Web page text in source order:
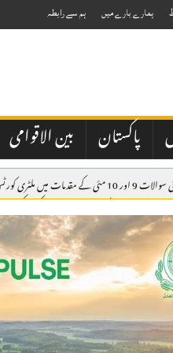
ہمارے بارے میں ہم سے رابطہ
پاکستان بین الاقوامی
میں آزادانہ اپیل کا حق دیا جائے۔
اظہارِ تشکر ریلی الیکشن
جاری